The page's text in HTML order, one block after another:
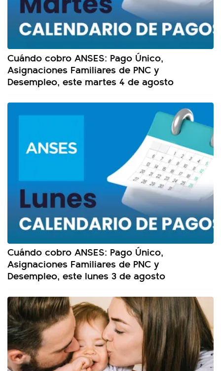
Cuándo cobro ANSES: Pago Único,
Asignaciones Familiares de PNC y
Desempleo, este martes 4 de agosto
Cuándo cobro ANSES: Pago Único,
Asignaciones Familiares de PNC y
Desempleo, este lunes 3 de agosto